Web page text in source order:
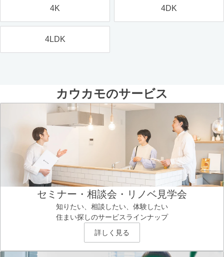
4K 4DK
4LDK
カウカモのサービス
セミナー・相談会・リノベ見学会
知りたい、相談したい、体験したい
住まい探しのサービスラインナップ
詳しく見る